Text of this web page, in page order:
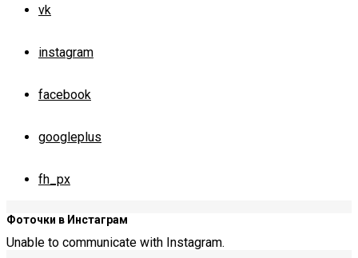
vk
instagram
facebook
googleplus
fh_px
Фоточки в Инстаграм
Unable to communicate with Instagram.